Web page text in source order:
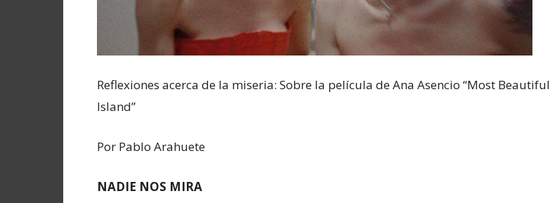
Reflexiones acerca de la miseria: Sobre la película de Ana Asencio “Most Beautiful
Island”
Por Pablo Arahuete
NADIE NOS MIRA